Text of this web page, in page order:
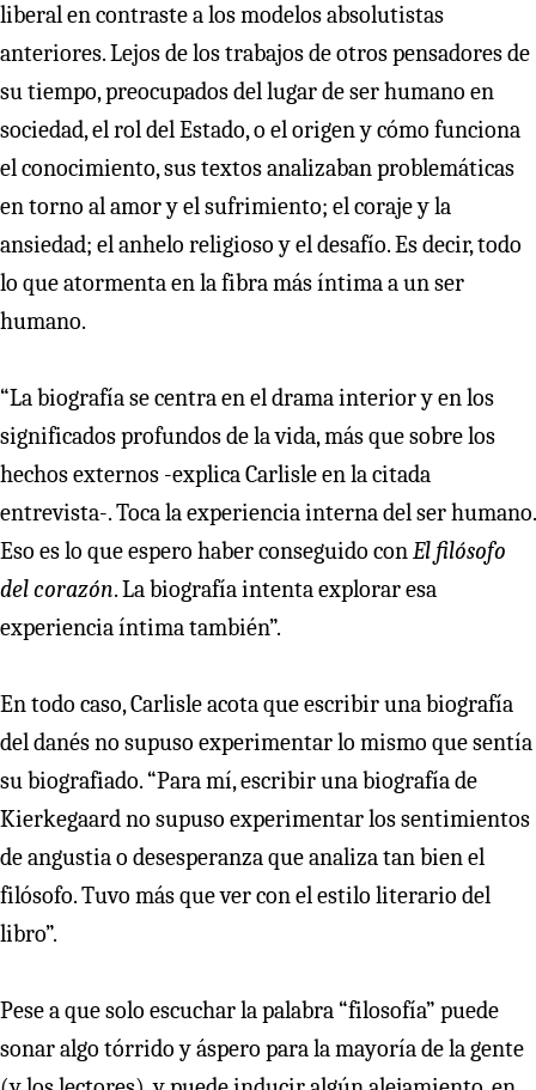
liberal en contraste a los modelos absolutistas
anteriores. Lejos de los trabajos de otros pensadores de
su tiempo, preocupados del lugar de ser humano en
sociedad, el rol del Estado, o el origen y cómo funciona
el conocimiento, sus textos analizaban problemáticas
en torno al amor y el sufrimiento; el coraje y la
ansiedad; el anhelo religioso y el desafío. Es decir, todo
lo que atormenta en la fibra más íntima a un ser
humano.
“La biografía se centra en el drama interior y en los
significados profundos de la vida, más que sobre los
hechos externos -explica Carlisle en la citada
entrevista-. Toca la experiencia interna del ser humano.
Eso es lo que espero haber conseguido conEl filósofo
del corazón. La biografía intenta explorar esa
experiencia íntima también”.
En todo caso, Carlisle acota que escribir una biografía
del danés no supuso experimentar lo mismo que sentía
su biografiado. “Para mí, escribir una biografía de
Kierkegaard no supuso experimentar los sentimientos
de angustia o desesperanza que analiza tan bien el
filósofo. Tuvo más que ver con el estilo literario del
libro”.
Pese a que solo escuchar la palabra “filosofía” puede
sonar algo tórrido y áspero para la mayoría de la gente